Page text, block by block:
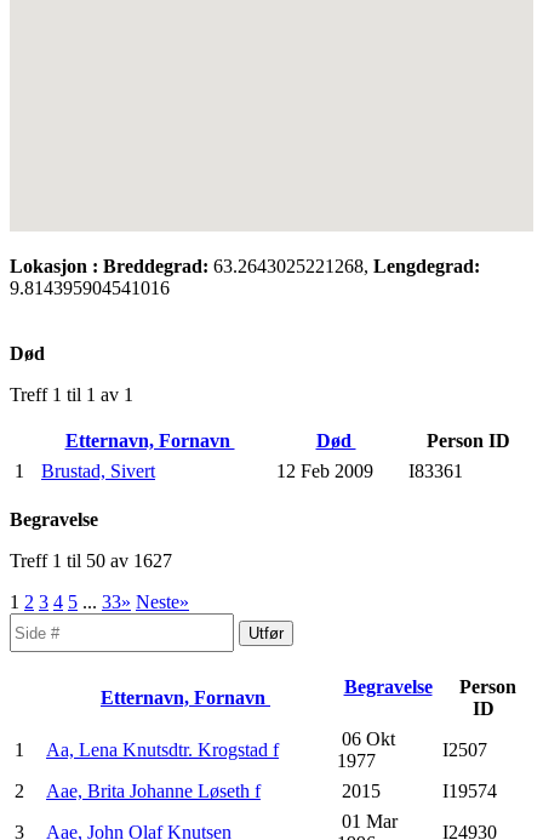
Lokasjon : Breddegrad: 63.2643025221268, Lengdegrad:
9.814395904541016
Død
Treff 1 til 1 av 1
Etternavn, Fornavn Død
Person ID
1
Brustad, Sivert 12 Feb 2009 I83361
Begravelse
Treff 1 til 50 av 1627
1 2 3 4 5 ... 33» Neste»
Etternavn, Fornavn
Begravelse
Person
ID
1
Aa, Lena Knutsdtr. Krogstad f
06 Okt
1977
I2507
2
Aae, Brita Johanne Løseth f 2015
I19574
3
Aae, John Olaf Knutsen
01 Mar
I24930